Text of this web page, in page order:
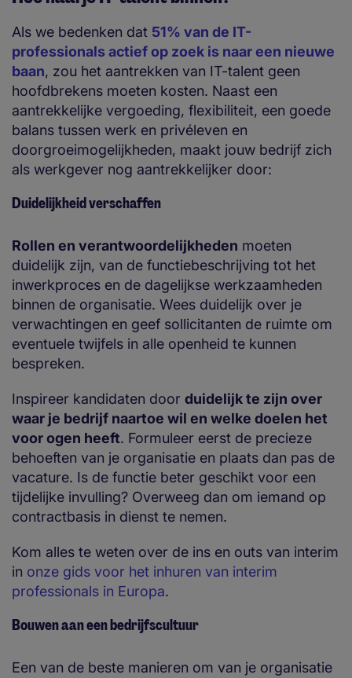
Als we bedenken dat 51% van de IT-
professionals actief op zoek is naar een nieuwe
baan, zou het aantrekken van IT-talent geen
hoofdbrekens moeten kosten. Naast een
aantrekkelijke vergoeding, flexibiliteit, een goede
balans tussen werk en privéleven en
doorgroeimogelijkheden, maakt jouw bedrijf zich
als werkgever nog aantrekkelijker door:
Duidelijkheid verschaffen
Rollen en verantwoordelijkheden moeten
duidelijk zijn, van de functiebeschrijving tot het
inwerkproces en de dagelijkse werkzaamheden
binnen de organisatie. Wees duidelijk over je
verwachtingen en geef sollicitanten de ruimte om
eventuele twijfels in alle openheid te kunnen
bespreken.
Inspireer kandidaten door duidelijk te zijn over
waar je bedrijf naartoe wil en welke doelen het
voor ogen heeft. Formuleer eerst de precieze
behoeften van je organisatie en plaats dan pas de
vacature. Is de functie beter geschikt voor een
tijdelijke invulling? Overweeg dan om iemand op
contractbasis in dienst te nemen.
Kom alles te weten over de ins en outs van interim
in onze gids voor het inhuren van interim
professionals in Europa.
Bouwen aan een bedrijfscultuur
Een van de beste manieren om van je organisatie